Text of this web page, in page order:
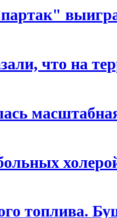
что на
топлива.